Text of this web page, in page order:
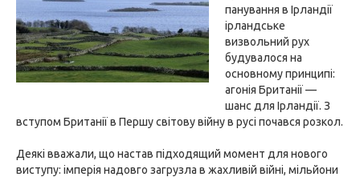
панування в Ірландії
ірландське
визвольний рух
будувалося на
основному принципі:
агонія Британії —
шанс для Ірландії. З
вступом Британії в Першу світову війну в русі почався розкол.
Деякі вважали, що настав підходящий момент для нового
виступу: імперія надовго загрузла в жахливій війні, мільйони